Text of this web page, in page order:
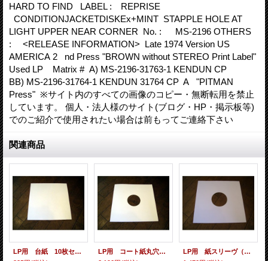
HARD TO FIND LABEL : REPRISE
CONDITIONJACKETDISKEx+MINT STAPPLE HOLE AT
LIGHT UPPER NEAR CORNER No. : MS-2196 OTHERS
: <RELEASE INFORMATION> Late 1974 Version US
AMERICA 2 nd Press "BROWN without STEREO Print Label"
Used LP Matrix # A) MS-2196-31763-1 KENDUN CP
BB) MS-2196-31764-1 KENDUN 31764 CP A "PITMAN
Press" ※サイト内のすべての画像のコピー・無断転用を禁止
しています。 個人・法人様のサイト(ブログ・HP・掲示板等)
でのご紹介で使用されたい場合は前もってご連絡下さい
関連商品
LP用 台紙 10枚セット
LP用 コート紙丸穴ジャケ 10枚セット
LP用 紙スリーヴ（レギュラー 四角の角） 10枚セット